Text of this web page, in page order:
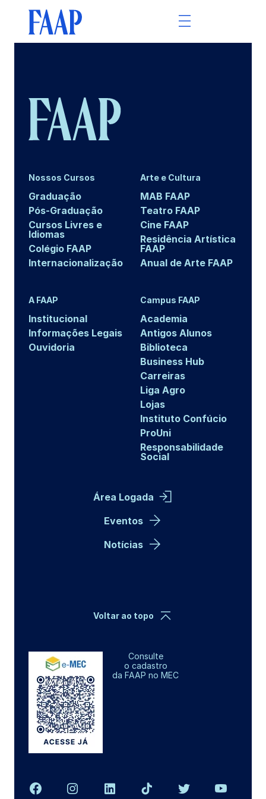
Nossos Cursos
Graduação
Pós-Graduação
Cursos Livres e
Idiomas
Colégio FAAP
Internacionalização
Arte e Cultura
MAB FAAP
Teatro FAAP
Cine FAAP
Residência Artística
FAAP
Anual de Arte FAAP
A FAAP
Institucional
Informações Legais
Ouvidoria
Campus FAAP
Academia
Antigos Alunos
Biblioteca
Business Hub
Carreiras
Liga Agro
Lojas
Instituto Confúcio
ProUni
Responsabilidade
Social
Área Logada
Eventos
Notícias
Consulte
o cadastro
da FAAP no MEC
Voltar ao topo